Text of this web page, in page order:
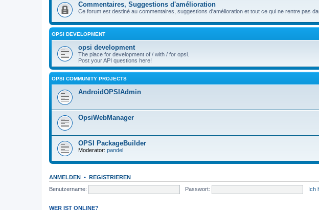
Commentaires, Suggestions d'amélioration
Ce forum est destiné au commentaires, suggestions d'amélioration et tout ce qui ne rentre pas
OPSI DEVELOPMENT
opsi development
The place for development of / with / for opsi.
Post your API questions here!
OPSI COMMUNITY PROJECTS
AndroidOPSIAdmin
OpsiWebManager
OPSI PackageBuilder
Moderator: pandel
ANMELDEN • REGISTRIEREN
Benutzername:
Passwort: Ich
WER IST ONLINE?